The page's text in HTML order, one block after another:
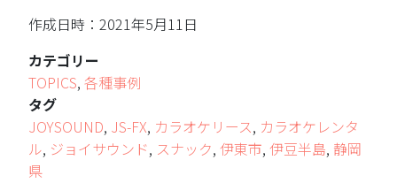
作成日時：2021年5月11日
カテゴリー
TOPICS, 各種事例
タグ
JOYSOUND, JS-FX, カラオケリース, カラオケレンタ
ル, ジョイサウンド, スナック, 伊東市, 伊豆半島, 静岡
県